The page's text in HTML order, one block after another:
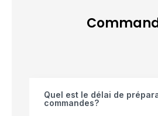
Quel est le délai de
commandes?